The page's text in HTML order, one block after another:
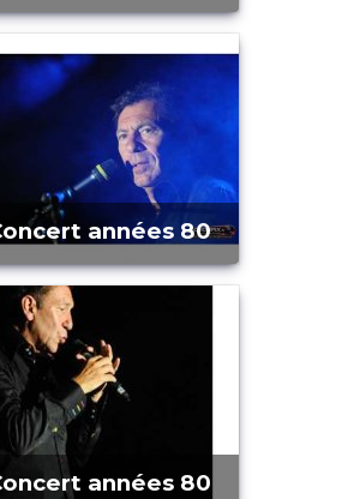
Concert années 80
Concert années 80